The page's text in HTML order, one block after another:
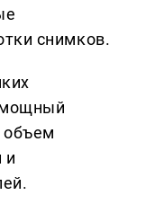
снимков.
объем
и